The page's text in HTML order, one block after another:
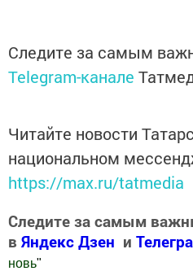
Следите за самым
Telegram-канале
Читайте новости
национальном
https://max.ru/tatmedia
Следите за самым
в Яндекс Дзен и
новь"